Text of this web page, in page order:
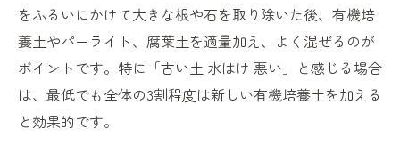
をふるいにかけて大きな根や石を取り除いた後、有機培
養土やパーライト、腐葉土を適量加え、よく混ぜるのが
ポイントです。特に「古い土 水はけ 悪い」と感じる場合
は、最低でも全体の3割程度は新しい有機培養土を加える
と効果的です。